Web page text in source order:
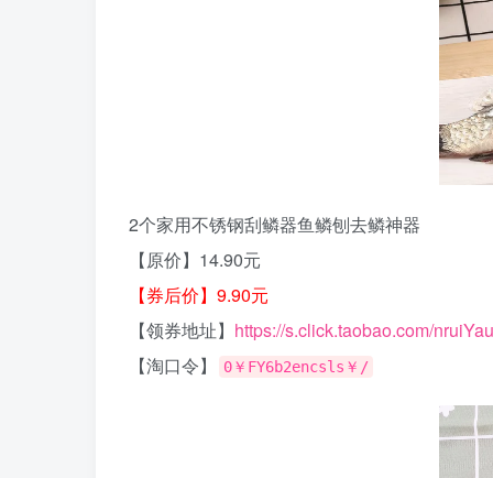
2个家用不锈钢刮鳞器鱼鳞刨去鳞神器
【原价】14.90元
【券后价】9.90元
【领券地址】 https://s.click.taobao.com/nruiYau
【淘口令】
0￥FY6b2encsls￥/